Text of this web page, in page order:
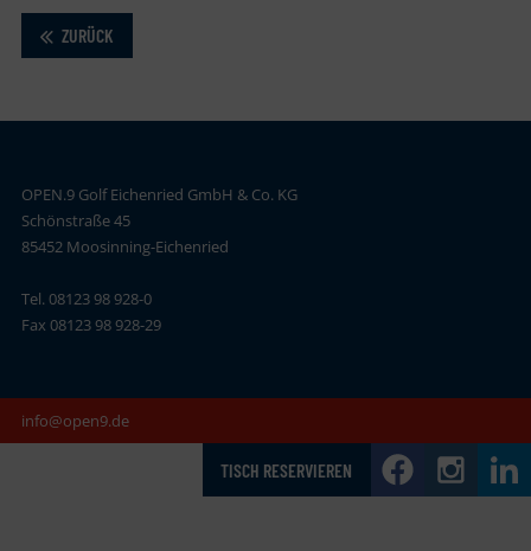
ZURÜCK
OPEN.9 Golf Eichenried GmbH & Co. KG
Schönstraße 45
85452 Moosinning-Eichenried
Tel. 08123 98 928-0
Fax 08123 98 928-29
info@open9.de
TISCH RESERVIEREN